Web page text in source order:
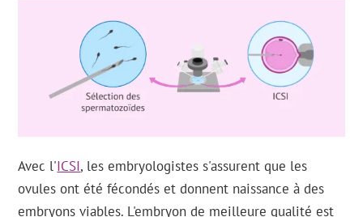
Avec l'ICSI, les embryologistes s'assurent que les
ovules ont été fécondés et donnent naissance à des
embryons viables. L'embryon de meilleure qualité est